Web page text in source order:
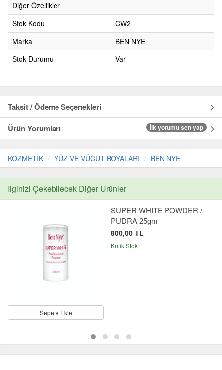
Diğer Özellikler
Stok Kodu
CW2
Marka
BEN NYE
Stok Durumu
Var
Taksit / Ödeme Seçenekleri
Ürün Yorumları
İlk yorumu sen yap
KOZMETİK YÜZ VE VÜCUT BOYALARI BEN NYE
İlginizi Çekebilecek Diğer Ürünler
Sepete Ekle
SUPER WHITE POWDER /
PUDRA 25gm
800,00 TL
Kritik Stok